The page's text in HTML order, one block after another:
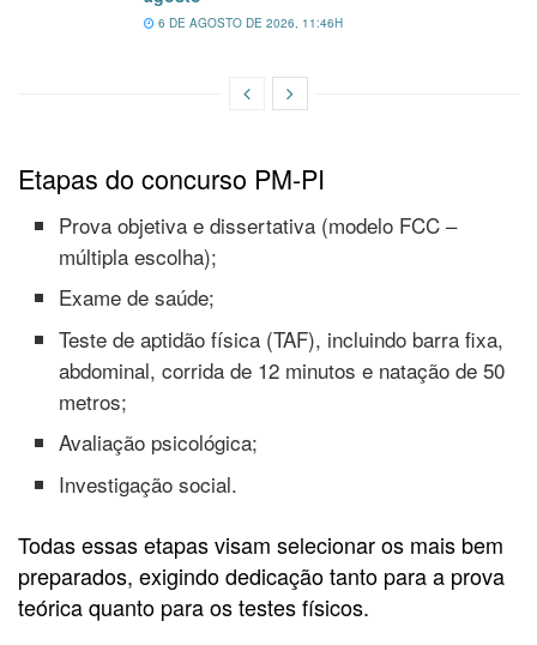
6 DE AGOSTO DE 2026, 11:46H
Etapas do concurso PM-PI
Prova objetiva e dissertativa (modelo FCC –
múltipla escolha);
Exame de saúde;
Teste de aptidão física (TAF), incluindo barra fixa,
abdominal, corrida de 12 minutos e natação de 50
metros;
Avaliação psicológica;
Investigação social.
Todas essas etapas visam selecionar os mais bem
preparados, exigindo dedicação tanto para a prova
teórica quanto para os testes físicos.